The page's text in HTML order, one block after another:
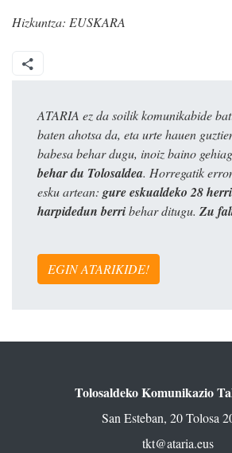
Hizkuntza: EUSKARA
ATARIA ez da soilik komunikabide
baten ahotsa da, eta urte hauen
babesa behar dugu, inoiz baino
behar du Tolosaldea. Horregatik
esku artean: gure eskualdeko 28
harpidedun berribehar ditugu. Zu
EGIN ATARIKIDE!
Tolosaldeko Komunikazio
San Esteban, 20 Tolosa
tkt@ataria.eus